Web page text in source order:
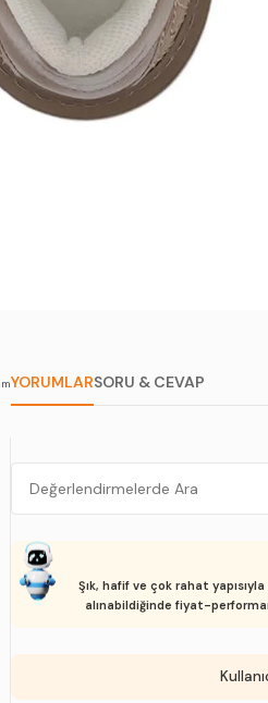
YORUMLARSORU & CEVAP
Şık, hafif ve çok rahat
alınabildiğinde fiyat-